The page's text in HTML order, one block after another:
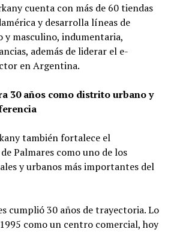
cuenta con más de 60 tiendas
y desarrolla líneas de
y masculino, indumentaria,
además de liderar el e-
en Argentina.
30 años como distrito urbano y
también fortalece el
Palmares como uno de los
y urbanos más importantes del
cumplió 30 años de trayectoria. Lo
como un centro comercial, hoy